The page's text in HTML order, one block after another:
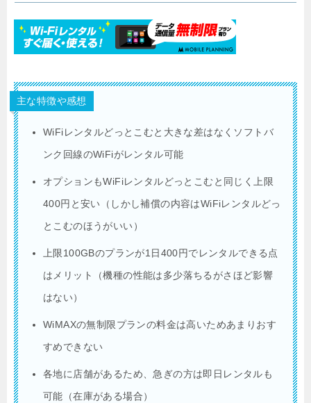
主な特徴や感想
WiFiレンタルどっとこむと大きな差はなくソフトバ
ンク回線のWiFiがレンタル可能
オプションもWiFiレンタルどっとこむと同じく上限
400円と安い（しかし補償の内容はWiFiレンタルどっ
とこむのほうがいい）
上限100GBのプランが1日400円でレンタルできる点
はメリット（機種の性能は多少落ちるがさほど影響
はない）
WiMAXの無制限プランの料金は高いためあまりおす
すめできない
各地に店舗があるため、急ぎの方は即日レンタルも
可能（在庫がある場合）